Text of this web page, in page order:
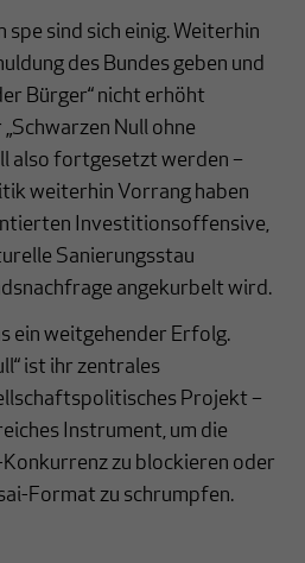
sind sich einig. Weiterhin
des Bundes geben und
Bürger“ nicht erhöht
Null ohne
also fortgesetzt werden –
weiterhin Vorrang haben
Investitionsoffensive,
Sanierungsstau
angekurbelt wird.
ein weitgehender Erfolg.
ist ihr zentrales
Projekt –
Instrument, um die
zu blockieren oder
Format zu schrumpfen.